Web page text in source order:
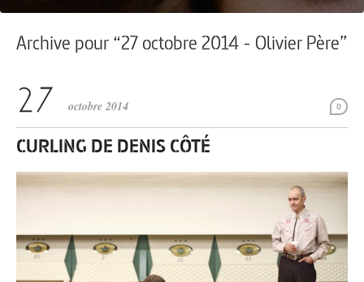
Archive pour “27 octobre 2014 - Olivier Père”
0
octobre 2014
CURLING DE DENIS CÔTÉ